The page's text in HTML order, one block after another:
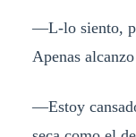
—L-lo siento,
Apenas
—Estoy